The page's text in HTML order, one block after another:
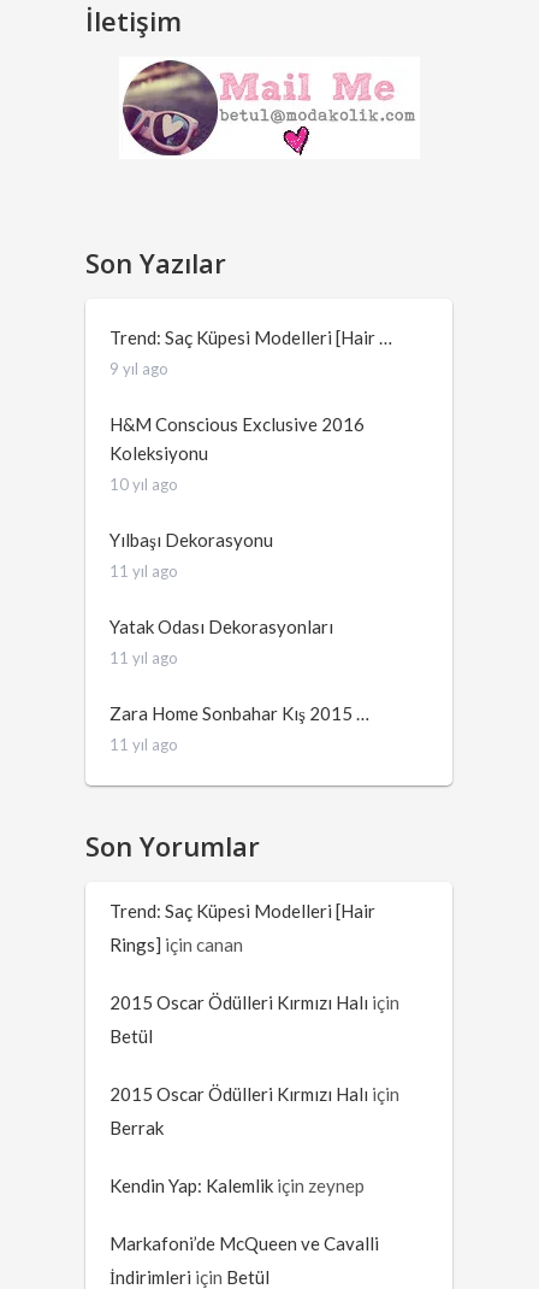
İletişim
Son Yazılar
Trend: Saç Küpesi Modelleri [Hair …
9 yıl ago
H&M Conscious Exclusive 2016
Koleksiyonu
10 yıl ago
Yılbaşı Dekorasyonu
11 yıl ago
Yatak Odası Dekorasyonları
11 yıl ago
Zara Home Sonbahar Kış 2015 …
11 yıl ago
Son Yorumlar
Trend: Saç Küpesi Modelleri [Hair
Rings] içincanan
2015 Oscar Ödülleri Kırmızı Halı için
Betül
2015 Oscar Ödülleri Kırmızı Halı için
Berrak
Kendin Yap: Kalemlik için zeynep
Markafoni’de McQueen ve Cavalli
İndirimleri için Betül